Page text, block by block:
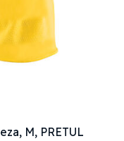
M, PRETUL